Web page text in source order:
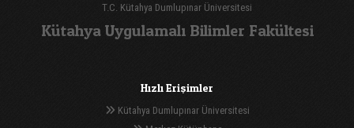
T.C. Kütahya Dumlupınar Üniversitesi
Kütahya Uygulamalı Bilimler Fakültesi
Hızlı Erişimler
Kütahya Dumlupınar Üniversitesi